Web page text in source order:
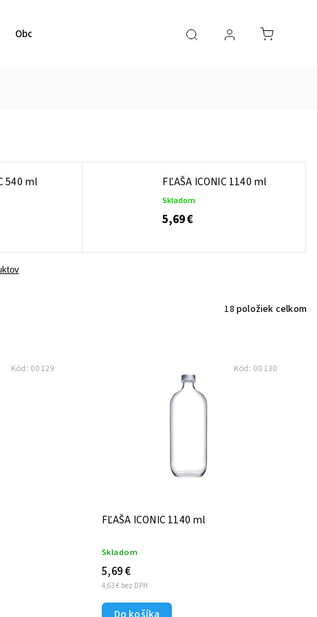
Obchodné podmienky Kontaktujte nás
540 ml FĽAŠA ICONIC 1140 ml
Skladom
5,69 €
18 položiek celkom
Kód: 00129
FĽAŠA ICONIC 1140 ml
Skladom
4,63 € bez DPH
5,69 €
Kód: 00130